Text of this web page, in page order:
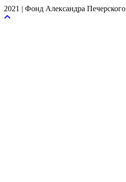
2021 | Фонд Александра Печерского